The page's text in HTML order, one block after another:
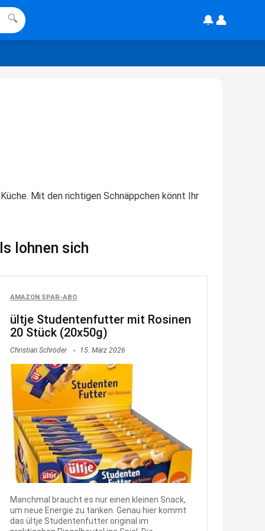
🔍 🔔👤
Mit den richtigen Schnäppchen könnt Ihr
lohnen sich
AMAZON SPAR-ABO
ültje Studentenfutter mit Rosinen
20 Stück (20x50g)
Christian Schröder 15. März 2026
Manchmal braucht es nur einen kleinen Snack,
um neue Energie zu tanken. Genau hier kommt
das ültje Studentenfutter original im
16:36
Katalin
Hallo, ich habe ein Problem.
13:09
↩
Katalin
wie löse ich mein Gutschein ein,
was bereits bezahlt worden ist?
13:10
↩
Grischa
@Katalin Bei welchen Shop ?
Allgemein kann man keine
Gutscheine nach einem Kauf